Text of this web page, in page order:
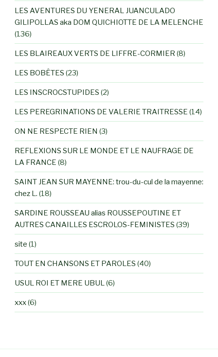
LES AVENTURES DU YENERAL JUANCULADO
GILIPOLLAS aka DOM QUICHIOTTE DE LA MELENCHE
(136)
LES BLAIREAUX VERTS DE LIFFRE-CORMIER (8)
LES BOBÊTES (23)
LES INSCROCSTUPIDES (2)
LES PEREGRINATIONS DE VALERIE TRAITRESSE (14)
ON NE RESPECTE RIEN (3)
REFLEXIONS SUR LE MONDE ET LE NAUFRAGE DE
LA FRANCE (8)
SAINT JEAN SUR MAYENNE: trou-du-cul de la mayenne:
chez L. (18)
SARDINE ROUSSEAU alias ROUSSEPOUTINE ET
AUTRES CANAILLES ESCROLOS-FEMINISTES (39)
site (1)
TOUT EN CHANSONS ET PAROLES (40)
USUL ROI ET MERE UBUL (6)
xxx(6)